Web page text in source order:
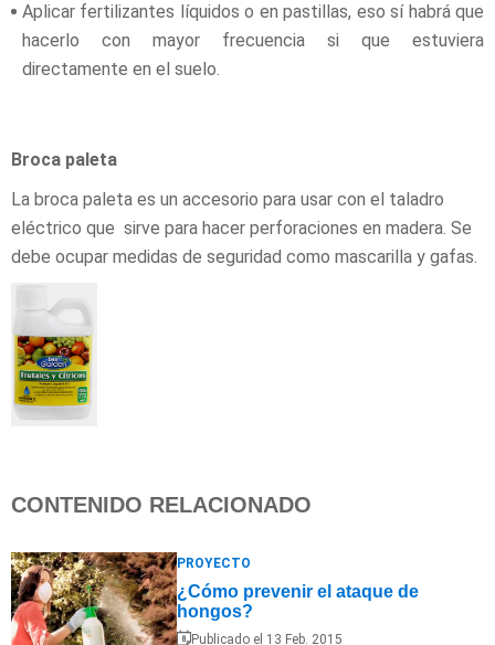
Aplicar fertilizantes líquidos o en pastillas, eso sí habrá que
hacerlo con mayor frecuencia si que estuviera
directamente en el suelo.
Broca paleta
La broca paleta es un accesorio para usar con el taladro
eléctrico que sirve para hacer perforaciones en madera. Se
debe ocupar medidas de seguridad como mascarilla y gafas.
CONTENIDO RELACIONADO
PROYECTO
¿Cómo prevenir el ataque de
hongos?
Publicado el 13 Feb. 2015